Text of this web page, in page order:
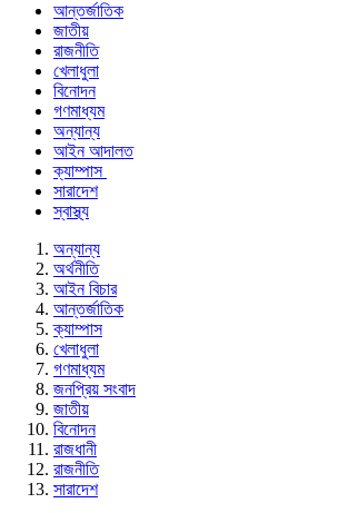
আন্তর্জাতিক
জাতীয়
রাজনীতি
খেলাধুলা
বিনোদন
গণমাধ্যম
অন্যান্য
আইন আদালত
ক্যাম্পাস
সারাদেশ
স্বাস্থ্য
অন্যান্য
অর্থনীতি
আইন বিচার
আন্তর্জাতিক
ক্যাম্পাস
খেলাধুলা
গণমাধ্যম
জনপ্রিয় সংবাদ
জাতীয়
বিনোদন
রাজধানী
রাজনীতি
সারাদেশ